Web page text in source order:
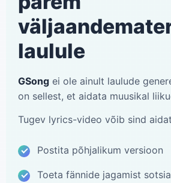
laulule
GSong ei ole ainult laulude
on sellest, et aidata muusikal
Tugev lyrics-video võib sind
Postita põhjalikum versioon
Toeta fännide jagamist